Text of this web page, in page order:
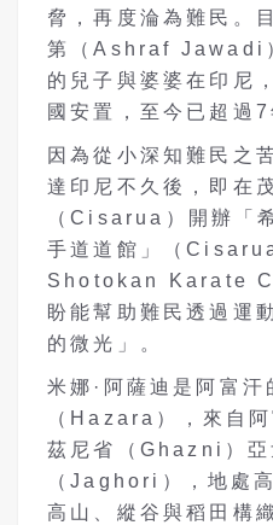
脅，再度淪為難民。
第（Ashraf Jawadi
的兒子與婆婆在印尼
國安置，至今已超過7
因為從小深知難民之
達印尼不久後，即在
（Cisarua）開辦「
手道道館」（
Shotokan Karate
盼能幫助難民透過運
的微光」。
米娜·阿薩迪是阿富汗
（Hazara），來自
茲尼省（Ghazni）亞
（Jaghori），地處
高山、縱谷與稻田構